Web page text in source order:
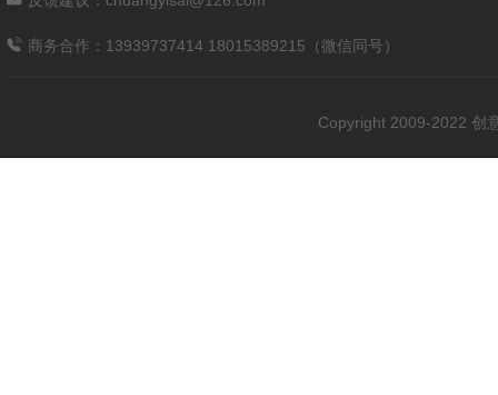
商务合作：13939737414 18015389215（微信同号）
Copyright 2009-2022 创